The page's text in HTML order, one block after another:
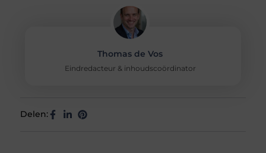
Thomas de Vos
Eindredacteur & inhoudscoördinator
Delen: